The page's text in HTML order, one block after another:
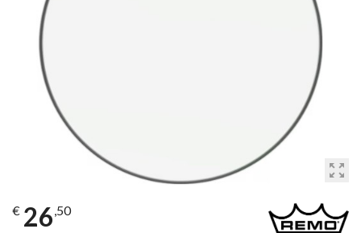
zoom_out_map
€ 26,50